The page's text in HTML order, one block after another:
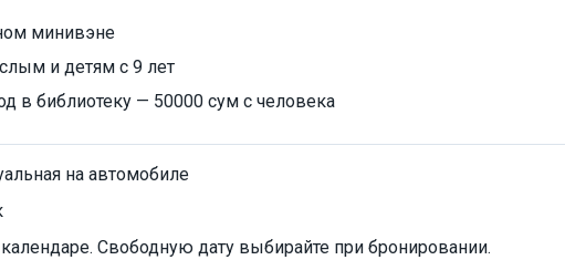
минивэне
и детям с 9 лет
в библиотеку — 50000 сум с человека
на автомобиле
Свободную дату выбирайте при бронировании.